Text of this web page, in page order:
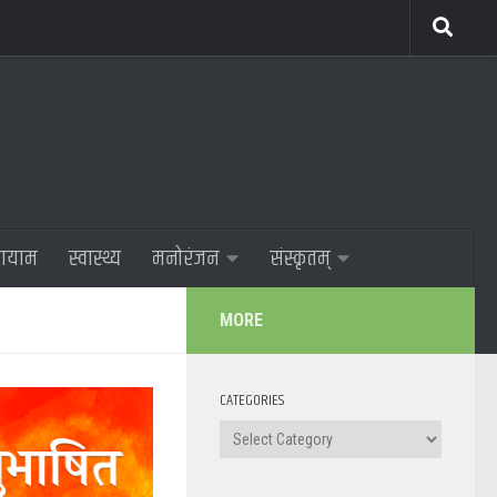
स्वास्थ्य मनोरंजन संस्कृतम्
MORE
CATEGORIES
Categories